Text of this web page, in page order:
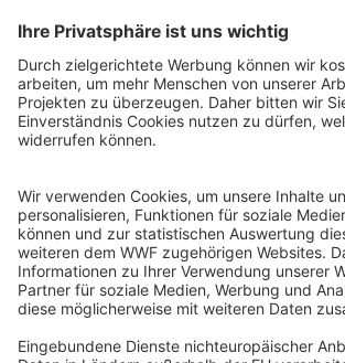
WWF Deutschland
Reinhardtstr. 18
10117 Berlin
Ihre Spende kann steuerlich geltend
Registriert als Stiftung WWF Deutschland,
Justiz Berlin, Az: 3416/976/2
Umsatzsteuer-Identifikationsnummer: DE
Freistellungsbescheid: Als gemeinnützige